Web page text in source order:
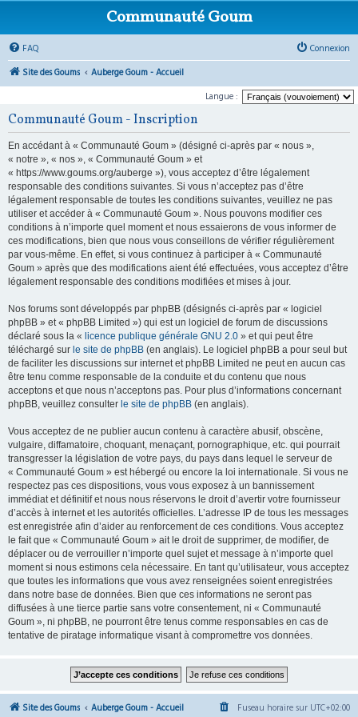
Communauté Goum
FAQ
Connexion
Site des Goums
Auberge Goum - Accueil
Langue :
Communauté Goum - Inscription
En accédant à « Communauté Goum » (désigné ci-après par « nous »,
« notre », « nos », « Communauté Goum » et
« https://www.goums.org/auberge »), vous acceptez d’être légalement
responsable des conditions suivantes. Si vous n’acceptez pas d’être
légalement responsable de toutes les conditions suivantes, veuillez ne pas
utiliser et accéder à « Communauté Goum ». Nous pouvons modifier ces
conditions à n’importe quel moment et nous essaierons de vous informer de
ces modifications, bien que nous vous conseillons de vérifier régulièrement
par vous-même. En effet, si vous continuez à participer à « Communauté
Goum » après que des modifications aient été effectuées, vous acceptez d’être
légalement responsable des conditions modifiées et mises à jour.
Nos forums sont développés par phpBB (désignés ci-après par « logiciel
phpBB » et « phpBB Limited ») qui est un logiciel de forum de discussions
déclaré sous la « licence publique générale GNU 2.0 » et qui peut être
téléchargé sur le site de phpBB (en anglais). Le logiciel phpBB a pour seul but
de faciliter les discussions sur internet et phpBB Limited ne peut en aucun cas
être tenu comme responsable de la conduite et du contenu que nous
acceptons et que nous n’acceptons pas. Pour plus d’informations concernant
phpBB, veuillez consulter le site de phpBB (en anglais).
Vous acceptez de ne publier aucun contenu à caractère abusif, obscène,
vulgaire, diffamatoire, choquant, menaçant, pornographique, etc. qui pourrait
transgresser la législation de votre pays, du pays dans lequel le serveur de
« Communauté Goum » est hébergé ou encore la loi internationale. Si vous ne
respectez pas ces dispositions, vous vous exposez à un bannissement
immédiat et définitif et nous nous réservons le droit d’avertir votre fournisseur
d’accès à internet et les autorités officielles. L’adresse IP de tous les messages
est enregistrée afin d’aider au renforcement de ces conditions. Vous acceptez
le fait que « Communauté Goum » ait le droit de supprimer, de modifier, de
déplacer ou de verrouiller n’importe quel sujet et message à n’importe quel
moment si nous estimons cela nécessaire. En tant qu’utilisateur, vous acceptez
que toutes les informations que vous avez renseignées soient enregistrées
dans notre base de données. Bien que ces informations ne seront pas
diffusées à une tierce partie sans votre consentement, ni « Communauté
Goum », ni phpBB, ne pourront être tenus comme responsables en cas de
tentative de piratage informatique visant à compromettre vos données.
Site des Goums Auberge Goum - Accueil Fuseau horaire sur UTC+02:00